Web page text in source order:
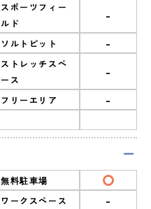
スポーツフィー
ルド
-
ソルトピット -
ストレッチスペ
ース
-
フリーエリア -
無料駐車場
ワークスペース -